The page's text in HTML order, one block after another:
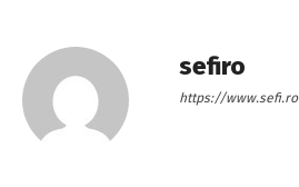
sefiro
https://www.sefi.ro